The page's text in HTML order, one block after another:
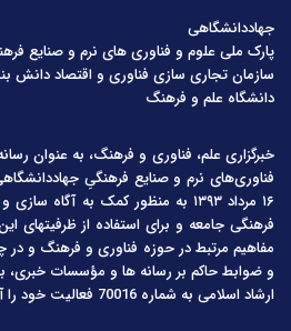
جهاددانشگاهی
پارک ملی علوم و فناوری های نرم و صنایع
سازمان تجاری سازی فناوری و اقتصاد دانش
دانشگاه علم و فرهنگ
خبرگزاری علم، فناوری و فرهنگ، به عنوان
فناوری‌های نرم و صنایع فرهنگیِ
۱۶ مرداد ۱۳۹۳ به منظور کمک به
فرهنگی جامعه و برای استفاده از ظرفیتهای
مفاهیم مرتبط در حوزه فناوری و فرهنگ و
و ضوابط حاکم بر رسانه ها و مؤسسات خبری،
ارشاد اسلامی به شماره 70016 فعالیت خود را آغاز کرده است.